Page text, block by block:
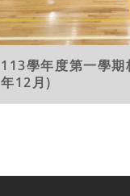
113學年度第一學
年12月)